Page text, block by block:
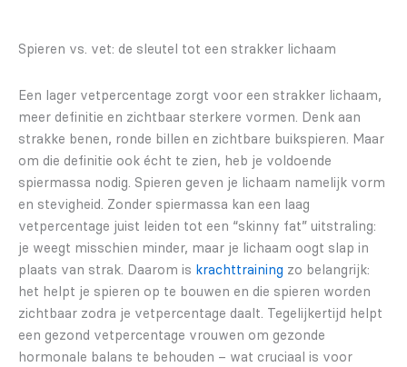
Spieren vs. vet: de sleutel tot een strakker lichaam
Een lager vetpercentage zorgt voor een strakker lichaam,
meer definitie en zichtbaar sterkere vormen. Denk aan
strakke benen, ronde billen en zichtbare buikspieren. Maar
om die definitie ook écht te zien, heb je voldoende
spiermassa nodig. Spieren geven je lichaam namelijk vorm
en stevigheid. Zonder spiermassa kan een laag
vetpercentage juist leiden tot een “skinny fat” uitstraling:
je weegt misschien minder, maar je lichaam oogt slap in
plaats van strak. Daarom is krachttraining zo belangrijk:
het helpt je spieren op te bouwen en die spieren worden
zichtbaar zodra je vetpercentage daalt. Tegelijkertijd helpt
een gezond vetpercentage vrouwen om gezonde
hormonale balans te behouden – wat cruciaal is voor